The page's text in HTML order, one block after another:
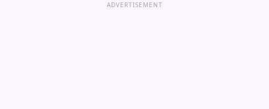
ADVERTISEMENT